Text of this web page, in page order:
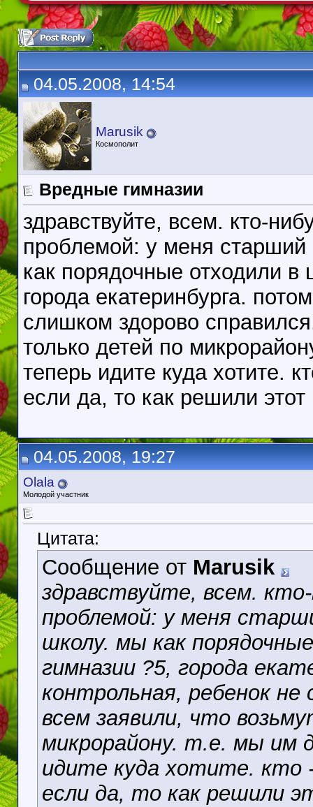
04.05.2008, 14:54
Marusik
Космополит
Вредные гимназии
здравствуйте, всем. кто-
проблемой: у меня
как порядочные отходили в
города екатеринбурга.
слишком здорово
только детей по
теперь идите куда хотите.
если да, то как решили
04.05.2008, 19:27
Olala
Молодой участник
Цитата:
Сообщение от Marusik
здравствуйте, всем.
проблемой: у меня
школу. мы как
гимназии ?5, города
контрольная, ребенок не
всем заявили, что
микрорайону. т.е. мы им
идите куда хотите. кто
если да, то как решили